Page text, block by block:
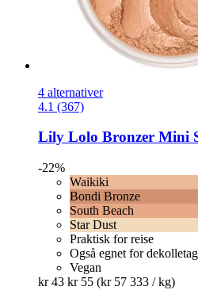
4 alternativer
4.1 (367)
Lily Lolo Bronzer Mini
-22%
Waikiki
Bondi Bronze
South Beach
Star Dust
Praktisk for reise
Også egnet for
Vegan
kr 43 kr 55 (kr 57 333 / kg)